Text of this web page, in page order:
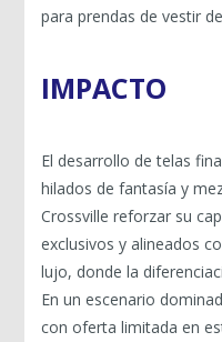
para prendas de vestir
IMPACTO
El desarrollo de telas
hilados de fantasía y
Crossville reforzar su
exclusivos y alineados
lujo, donde la
En un escenario
con oferta limitada en